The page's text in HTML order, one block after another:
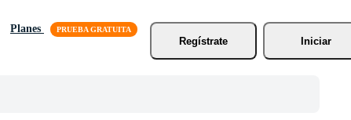
Planes
Regístrate
Iniciar